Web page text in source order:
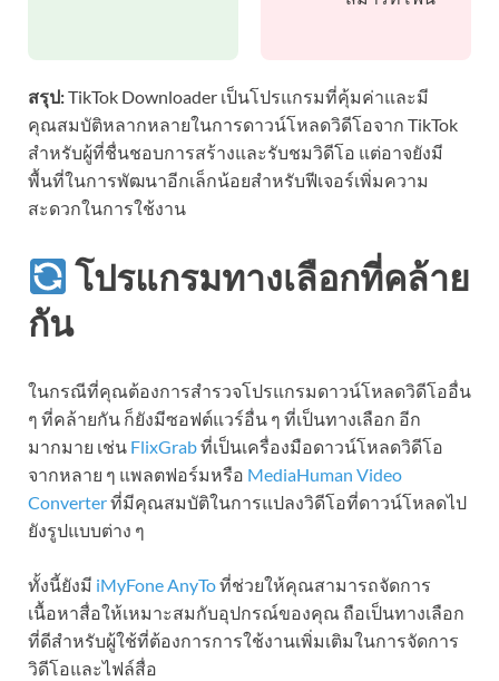
สรุป:TikTok Downloader เป็นโปรแกรมที่คุ้มค่าและมี
คุณสมบัติหลากหลายในการดาวน์โหลดวิดีโอจาก TikTok
สำหรับผู้ที่ชื่นชอบการสร้างและรับชมวิดีโอ แต่อาจยังมี
พื้นที่ในการพัฒนาอีกเล็กน้อยสำหรับฟีเจอร์เพิ่มความ
สะดวกในการใช้งาน
โปรแกรมทางเลือกที่คล้าย
กัน
ในกรณีที่คุณต้องการสำรวจโปรแกรมดาวน์โหลดวิดีโออื่น
ๆ ที่คล้ายกัน ก็ยังมีซอฟต์แวร์อื่น ๆ ที่เป็นทางเลือก อีก
มากมาย เช่น FlixGrabที่เป็นเครื่องมือดาวน์โหลดวิดีโอ
จากหลาย ๆ แพลตฟอร์มหรือ MediaHuman Video
Converterที่มีคุณสมบัติในการแปลงวิดีโอที่ดาวน์โหลดไป
ยังรูปแบบต่าง ๆ
ทั้งนี้ยังมี iMyFone AnyToที่ช่วยให้คุณสามารถจัดการ
เนื้อหาสื่อให้เหมาะสมกับอุปกรณ์ของคุณ ถือเป็นทางเลือก
ที่ดีสำหรับผู้ใช้ที่ต้องการการใช้งานเพิ่มเติมในการจัดการ
วิดีโอและไฟล์สื่อ